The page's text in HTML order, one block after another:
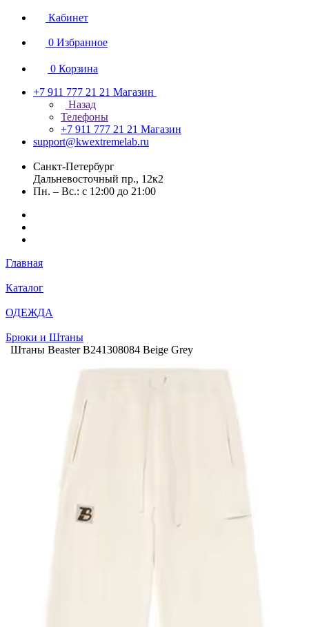
Кабинет
0 Избранное
0 Корзина
+7 911 777 21 21 Магазин
Назад
Телефоны
+7 911 777 21 21 Магазин
support@kwextremelab.ru
Санкт-Петербург
Дальневосточный пр., 12к2
Пн. – Вс.: с 12:00 до 21:00
Главная
Каталог
ОДЕЖДА
Брюки и Штаны
Штаны Beaster B241308084 Beige Grey